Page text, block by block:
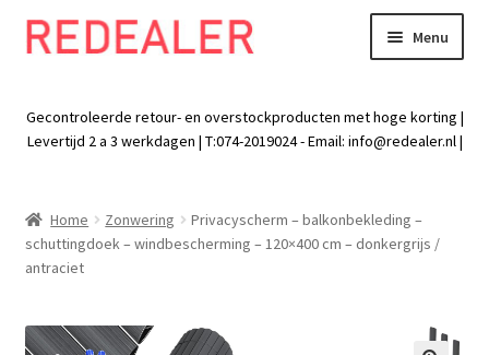
Skip
Skip
Menu
Baby en kind
Vrije tijd
Electra
Gecontroleerde retour- en overstockproducten met hoge korting |
Levertijd 2 a 3 werkdagen | T:074-2019024 - Email: info@redealer.nl|
Home Zonwering
Privacyscherm – balkonbekleding –
schuttingdoek – windbescherming – 120×400 cm – donkergrijs /
antraciet